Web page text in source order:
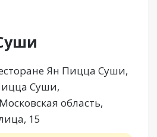
Ян Пицца Суши,
Суши,
область,
15